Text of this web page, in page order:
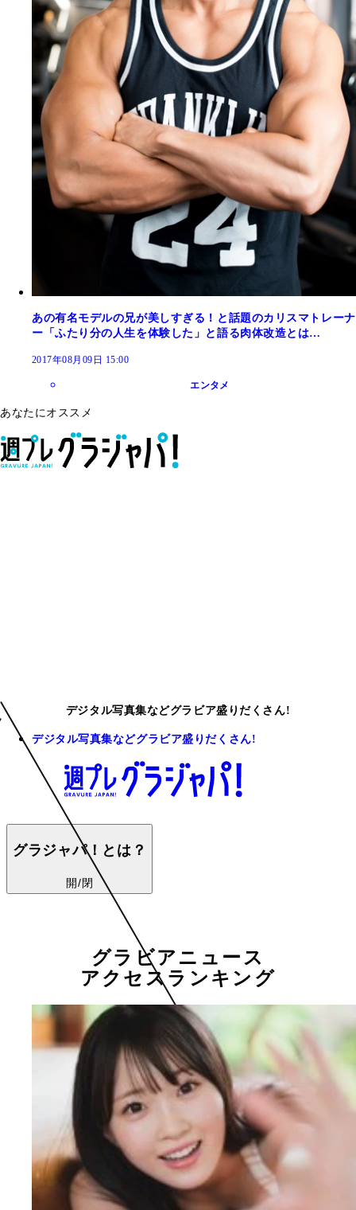
あの有名モデルの兄が美しすぎる！と話題のカリスマトレーナ
ー「ふたり分の人生を体験した」と語る肉体改造とは…
2017年08月09日 15:00
エンタメ
あなたにオススメ
デジタル写真集などグラビア盛りだくさん!
デジタル写真集などグラビア盛りだくさん!
グラジャパ！とは？
開/閉
グラビアニュース
アクセスランキング